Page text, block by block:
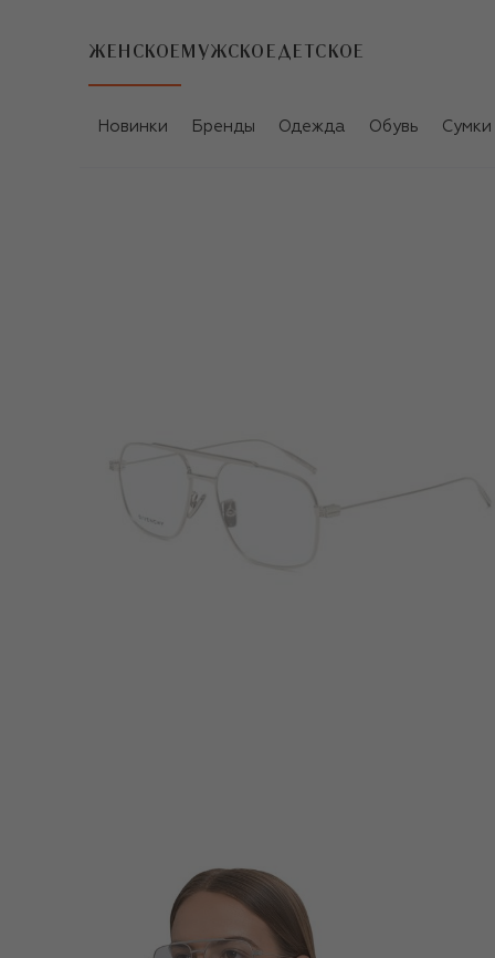
ЖЕНСКОЕ МУЖСКОЕ ДЕТСКОЕ
Новинки Бренды Одежда Обувь Сумки